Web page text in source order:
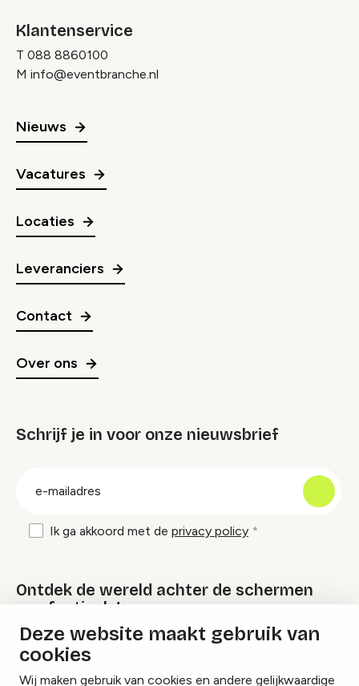
Deze website maakt gebruik van
cookies
Wij maken gebruik van cookies en andere gelijkwaardige
Klantenservice
T 088 8860100
M info@eventbranche.nl
Nieuws
Vacatures
Locaties
Leveranciers
Contact
Over ons
Schrijf je in voor onze nieuwsbrief
Ik ga akkoord met de privacy policy
Ontdek de wereld achter de schermen
van festivals!
Lees onze Festival Specials